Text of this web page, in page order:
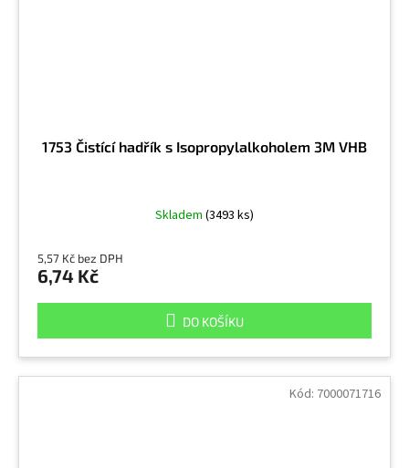
1753 Čistící hadřík s Isopropylalkoholem 3M VHB
Skladem (3493 ks)
5,57 Kč bez DPH
6,74 Kč
DO KOŠÍKU
Kód: 7000071716